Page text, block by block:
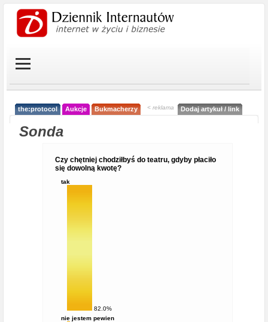
the:protocol Aukcje Bukmacherzy < reklama Dodaj artykuł / link
Sonda
Czy chętniej chodziłbyś do teatru, gdyby płaciło
się dowolną kwotę?
tak
82.0%
nie jestem pewien